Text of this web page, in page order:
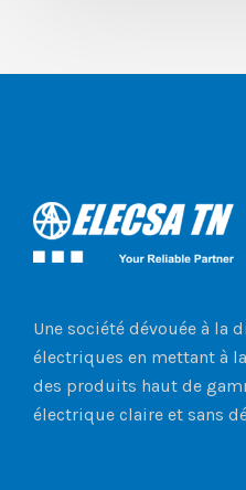
Une société dévouée à
électriques en mettant à
des produits haut de
électrique claire et sans